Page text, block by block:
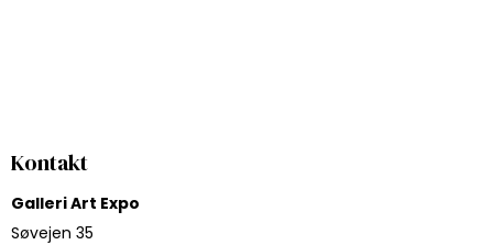
Kontakt
Galleri Art Expo
Søvejen 35